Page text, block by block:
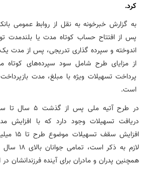
کرد.
به گزارش خبرخونه به نقل از روابط عمومی
پس از افتتاح حساب کوتاه مدت یا بلندمدت
از مزایای طرح شامل سود سپرده‌های کوتاه
پرداخت تسهیلات ویژه با مبلغ، مدت
است.
دریافت تسهیلات وجود دارد که با افزایش
افزایش
لازم به
همچنین پدران و مادران برای آینده فرزندانشان